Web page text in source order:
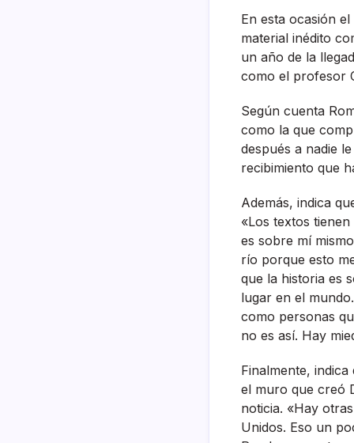
En esta ocasión
material inédito
un año de la
como el profesor
Según cuenta
como la que
después a nadie
recibimiento que
Además, indica
«Los textos
es sobre mí
río porque esto
que la historia es
lugar en el
como personas
no es así. Hay
Finalmente,
el muro que creó
noticia. «Hay
Unidos. Eso un